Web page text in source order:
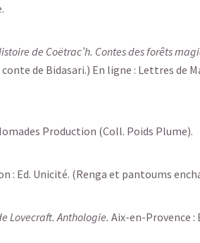
de Coëtrac’h. Contes des forêts
de Bidasari.) En ligne : Lettres de
Production (Coll. Poids Plume).
: Ed. Unicité. (Renga et pantoums
Lovecraft. Anthologie. Aix-en-Provence